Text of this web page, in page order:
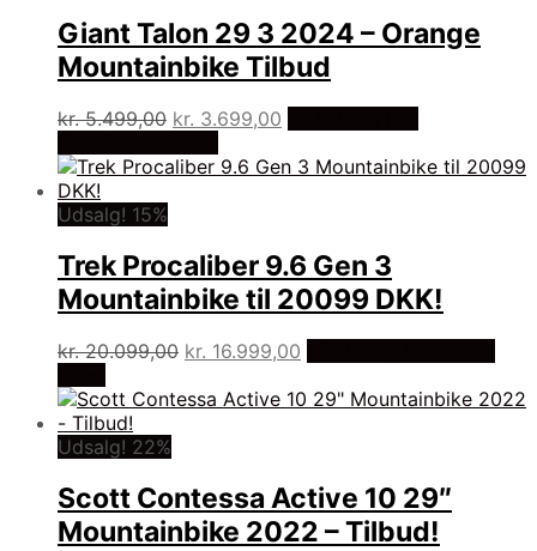
Giant Talon 29 3 2024 – Orange
Mountainbike Tilbud
kr.5.499,00 Den
pris
kr. 3.699,00
pris
Udsalg! 15%
Trek Procaliber 9.6 Gen 3
Mountainbike til 20099 DKK!
kr.20.099,00 Den
pris
kr. 16.999,00
pris
Udsalg! 22%
Scott Contessa Active 10 29″
Mountainbike 2022 – Tilbud!